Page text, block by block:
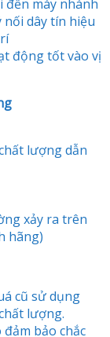
máy nhánh
dây tín hiệu
động tốt vào vị
lượng dẫn
xảy ra trên
hãng)
cũ sử dụng
lượng.
bảo chắc